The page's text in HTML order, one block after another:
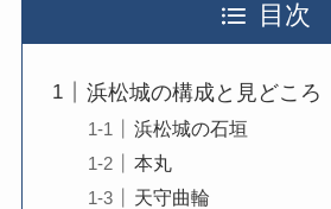
目次
浜松城の構成と見どころ
浜松城の石垣
本丸
天守曲輪